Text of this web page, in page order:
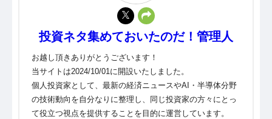
投資ネタ集めておいたのだ！管理人
お越し頂きありがとうございます！
当サイトは2024/10/01に開設いたしました。
個人投資家として、最新の経済ニュースやAI・半導体分野
の技術動向を自分なりに整理し、同じ投資家の方々にとっ
て役立つ視点を提供することを目的に運営しています。